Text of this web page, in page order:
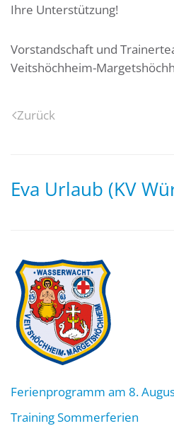
Ihre Unterstützung!
Vorstandschaft und
Veitshöchheim-
Zurück
Eva Urlaub (KV
Ferienprogramm am 8.
Training Sommerferien